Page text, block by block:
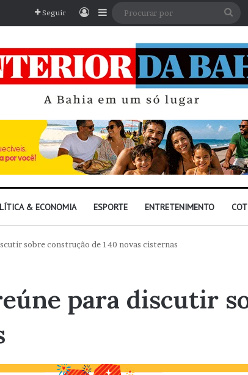
Seguir EntrarBarra Lateral
& ECONOMIA ESPORTE ENTRETENIMENTO
sobre construção de 140 novas cisternas
para discutir